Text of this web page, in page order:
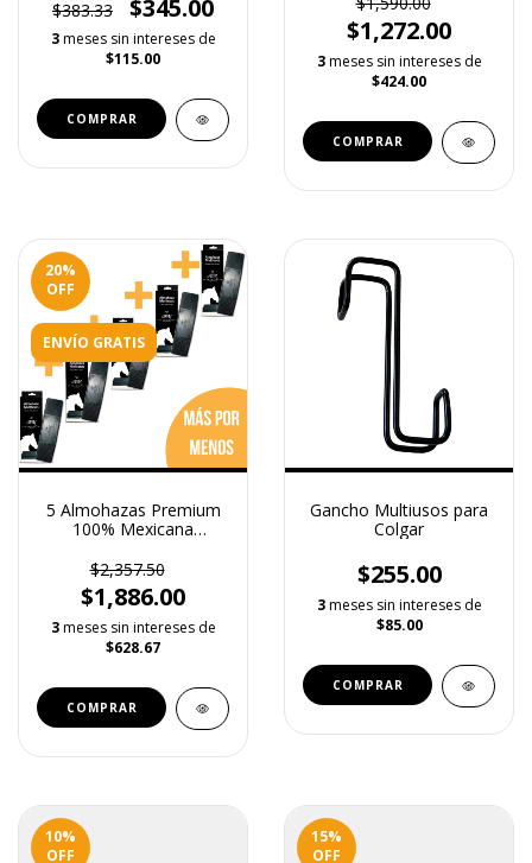
$383.33 $345.00
3 meses sin intereses de
$115.00
$1,272.00
3 meses sin intereses de
$424.00
20%
OFF
ENVÍO GRATIS
5 Almohazas Premium
100% Mexicana
$2,357.50
$1,886.00
3 meses sin intereses de
$628.67
Gancho Multiusos para
Colgar
$255.00
3 meses sin intereses de
$85.00
10%
OFF
15%
OFF